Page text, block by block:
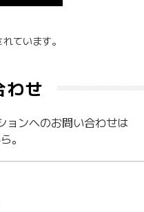
ています。
わせ
ョンへのお問い合わせは
。